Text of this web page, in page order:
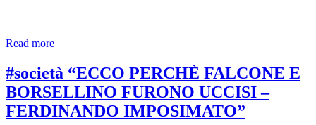
Read more#sociale
gratuito
uso
smartphone
e
tablet
#società “ECCO PERCHÈ FALCONE E
BORSELLINO FURONO UCCISI –
FERDINANDO IMPOSIMATO”